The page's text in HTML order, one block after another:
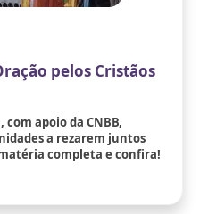
pelos Cristãos
apoio da CNBB,
a rezarem juntos
completa e confira!